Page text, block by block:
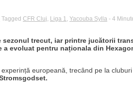
Tagged CFR Cluj Liga 1 Yacouba Sylla - 4
trecut, iar printre jucătorii
a evoluat pentru naționala din
europeană, trecând pe la